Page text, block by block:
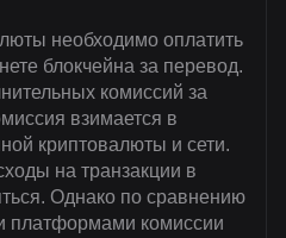
необходимо оплатить
блокчейна за перевод.
комиссий за
взимается в
криптовалюты и сети.
на транзакции в
Однако по сравнению
платформами комиссии